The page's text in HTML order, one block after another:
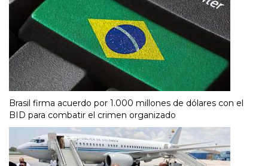
Brasil firma acuerdo por 1.000 millones de dólares con el
BID para combatir el crimen organizado